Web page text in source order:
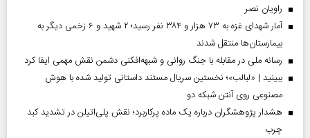
راویان نصر
آمار شهدای غزه به ۷۳ هزار و ۳۸۴ نفر رسید؛ ۲ شهید و ۶ زخمی دیگر به
بیمارستان‌ها منتقل شدند
رسانه ملی در مقابله با جنگ روانی و شبهه‌افکنی دشمن نقش مهمی ایفا کرد
ببینید | «لبالب»؛ نخستین سریال مستند داستانی تولید شده با هوش
مصنوعی روی آنتن شبکه دو
هشدار پژوهشگران درباره یک ماده پرکاربرد؛ نقش پلی‌اتیلن در تشدید کبد
چرب